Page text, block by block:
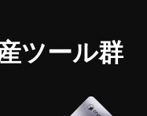
ツール群